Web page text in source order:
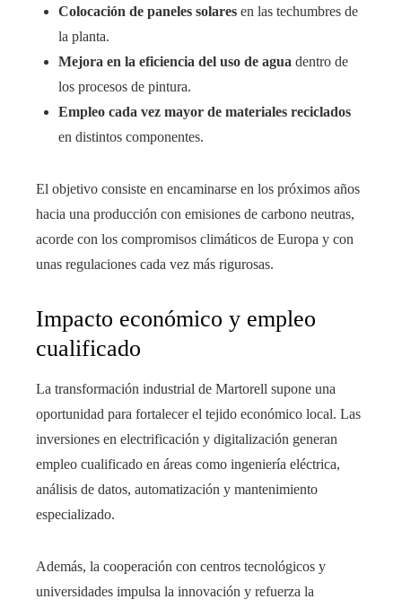
Colocación de paneles solares en las techumbres de
la planta.
Mejora en la eficiencia del uso de agua dentro de
los procesos de pintura.
Empleo cada vez mayor de materiales reciclados
en distintos componentes.
El objetivo consiste en encaminarse en los próximos años
hacia una producción con emisiones de carbono neutras,
acorde con los compromisos climáticos de Europa y con
unas regulaciones cada vez más rigurosas.
Impacto económico y empleo
cualificado
La transformación industrial de Martorell supone una
oportunidad para fortalecer el tejido económico local. Las
inversiones en electrificación y digitalización generan
empleo cualificado en áreas como ingeniería eléctrica,
análisis de datos, automatización y mantenimiento
especializado.
Además, la cooperación con centros tecnológicos y
universidades impulsa la innovación y refuerza la